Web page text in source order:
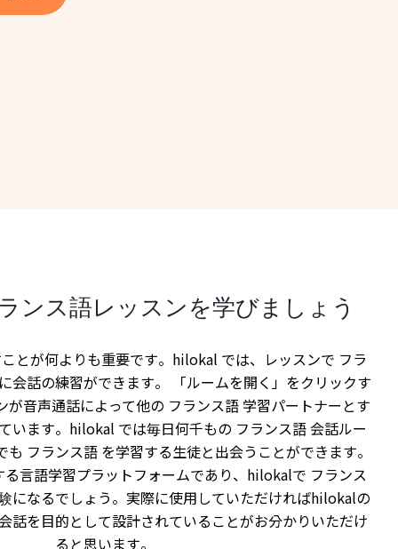
ンス語レッスンを学びましょう
とが何よりも重要です。hilokal では、レッスンで フラ
会話の練習ができます。 「ルームを開く」をクリックす
が音声通話によって他の フランス語 学習パートナーとす
います。hilokal では毎日何千もの フランス語 会話ルー
フランス語 を学習する生徒と出会うことができます。
言語学習プラットフォームであり、hilokalで フランス
になるでしょう。実際に使用していただければhilokalの
話を目的として設計されていることがお分かりいただけ
ると思います。